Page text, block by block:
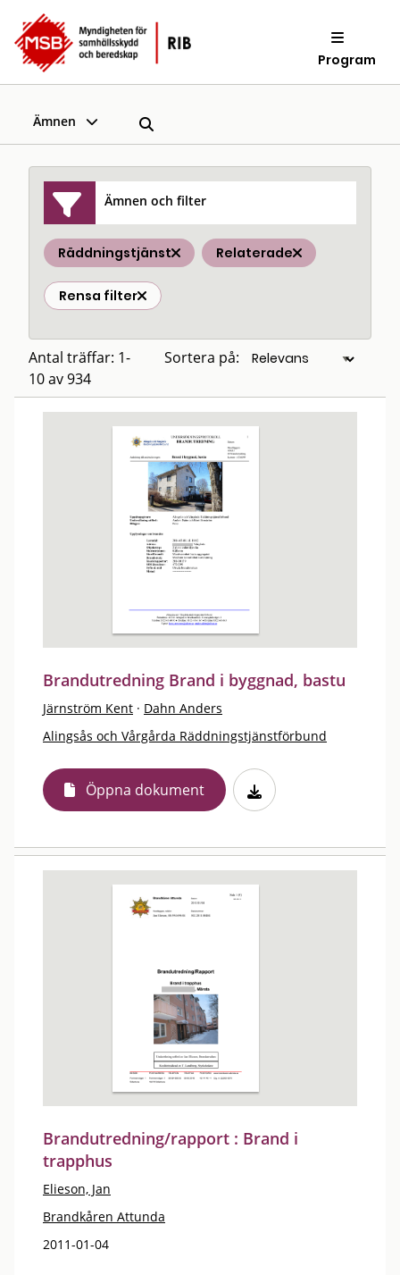
Program
Ämnen
Ämnen och filter
Räddningstjänst Relaterade
Rensa filter
Antal träffar: 1-
10 av 934
Sortera på:
Brandutredning Brand i byggnad, bastu
Järnström Kent · Dahn Anders
Alingsås och Vårgårda Räddningstjänstförbund
Öppna dokument
Brandutredning/rapport : Brand i
trapphus
Elieson, Jan
Brandkåren Attunda
2011-01-04